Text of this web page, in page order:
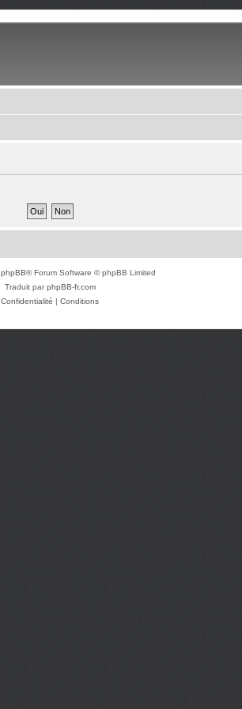
phpBB® Forum Software © phpBB Limited
Traduit parphpBB-fr.com
Confidentialité | Conditions